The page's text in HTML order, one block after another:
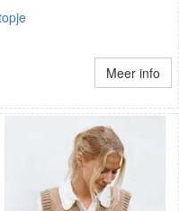
Meer info